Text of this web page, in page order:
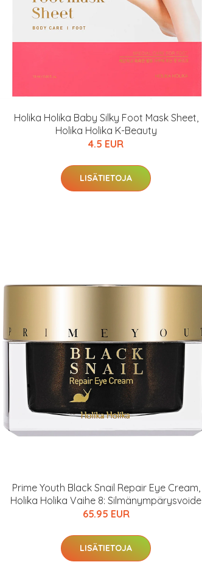
Holika Holika Baby Silky Foot Mask Sheet,
Holika Holika K-Beauty
4.5 EUR
LISÄTIETOJA
Prime Youth Black Snail Repair Eye Cream,
Holika Holika Vaihe 8: Silmänympärysvoide
65.95 EUR
LISÄTIETOJA
tuotteet -20 %!
nyt vain 200 €